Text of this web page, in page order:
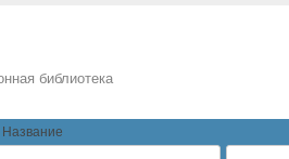
библиотека
Название